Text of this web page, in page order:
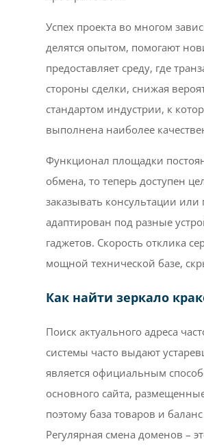
Успех проекта во многом
делятся опытом, помогают
предоставляет среду, где
стороны сделки, снижая
стандартом индустрии, к
выполнена наиболее
Функционал площадки
обмена, то теперь доступен
заказывать консультации
адаптирован под разные
гаджетов. Скорость отклика
мощной технической базе,
Как найти зеркало
Поиск актуального адреса
системы часто выдают
является официальным
основного сайта,
поэтому база товаров и
Регулярная смена доменов –